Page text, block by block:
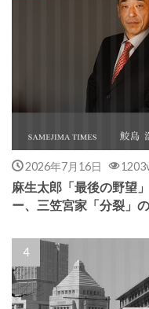
2026年7月16日
麻生太郎「最後の野望
ー、三笠宮家「分裂」